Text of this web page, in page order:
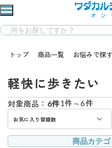
トップ 商品一覧 お悩みで探す
軽快に歩きたい
対象商品： 6件1件～6件
お気に入り登録数
商品カテ